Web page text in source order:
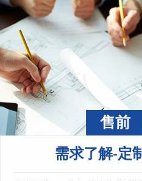
售前
需求了解-定